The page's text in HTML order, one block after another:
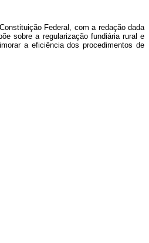
Federal, com a redação dada
sobre a regularização fundiária rural e
a eficiência dos procedimentos de